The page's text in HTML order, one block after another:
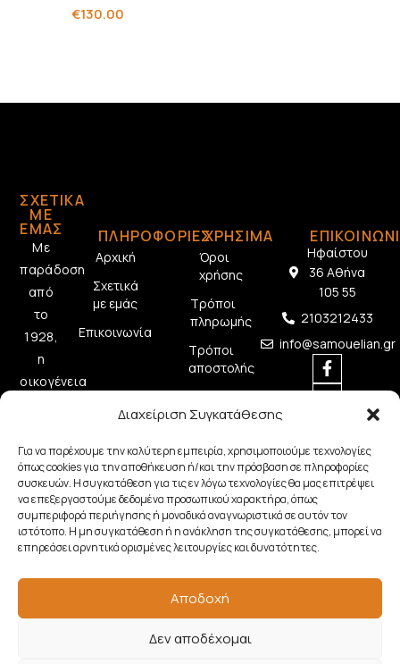
Διαχείριση Συγκατάθεσης
Για να παρέχουμε την καλύτερη εμπειρία, χρησιμοποιούμε τεχνολογίες
όπως cookies για την αποθήκευση ή/και την πρόσβαση σε πληροφορίες
συσκευών. Η συγκατάθεση για τις εν λόγω τεχνολογίες θα μας επιτρέψει
να επεξεργαστούμε δεδομένα προσωπικού χαρακτήρα, όπως
συμπεριφορά περιήγησης ή μοναδικά αναγνωριστικά σε αυτόν τον
ιστότοπο. Η μη συγκατάθεση ή η ανάκληση της συγκατάθεσης, μπορεί να
επηρεάσει αρνητικά ορισμένες λειτουργίες και δυνατότητες.
Αποδοχή
Δεν αποδέχομαι
€130.00
ΣΧΕΤΙΚΆ
ΜΕ
ΕΜΆΣ
Με
παράδοση
από
το
1928,
η
οικογένεια
τη
μουσική
δημιουργία
προσφέροντας
ποιοτικά
μουσικά
όργανα.
ΠΛΗΡΟΦΟΡΙΕΣ
Αρχική
Σχετικά
με εμάς
Επικοινωνία
ΧΡΗΣΙΜΑ
Όροι
χρήσης
Τρόποι
πληρωμής
Τρόποι
αποστολής
Απορρήτου
Πολιτική
Cookies
Ηφαίστου
36 Αθήνα
105 55
2103212433
info@samouelian.gr